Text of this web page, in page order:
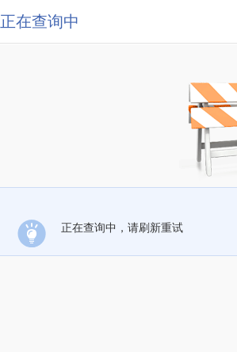
正在查询中
正在查询中，请刷新重试